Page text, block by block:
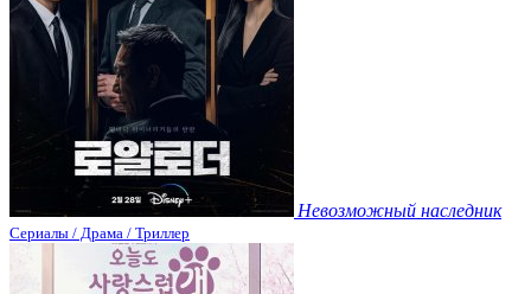
Невозможный наследник
Сериалы / Драма / Триллер